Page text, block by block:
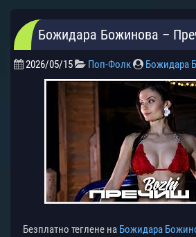
Божидара Божинова –
2026/05/15 Поп-Фолк Божидара
Безплатно теглене на Божидара